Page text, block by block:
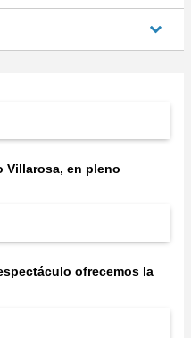
Villarosa, en pleno
ofrecemos la